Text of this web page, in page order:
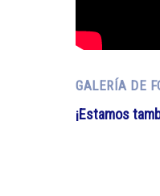
GALERÍA DE
¡Estamos